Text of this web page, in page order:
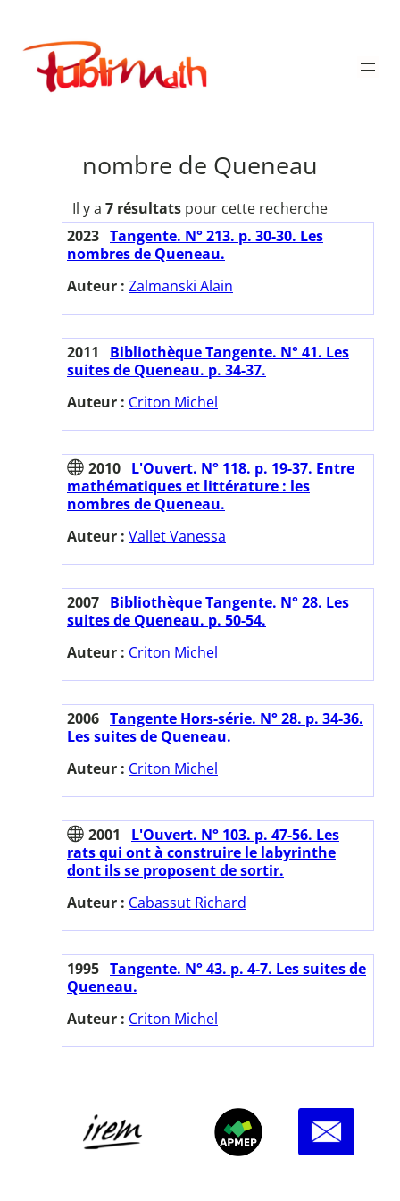
contenu
Publimath
nombre de Queneau
Il y a 7 résultats pour cette recherche
2023 Tangente. N° 213. p. 30-30. Les
nombres de Queneau.
Auteur : Zalmanski Alain
2011
Bibliothèque Tangente. N° 41. Les
suites de Queneau. p. 34-37.
Auteur : Criton Michel
2010 L'Ouvert. N° 118. p. 19-37. Entre
mathématiques et littérature : les
nombres de Queneau.
Auteur : Vallet Vanessa
2007 Bibliothèque Tangente. N° 28. Les
suites de Queneau. p. 50-54.
Auteur : Criton Michel
2006 Tangente Hors-série. N° 28. p. 34-36.
Les suites de Queneau.
Auteur : Criton Michel
2001
L'Ouvert. N° 103. p. 47-56. Les
rats qui ont à construire le labyrinthe
dont ils se proposent de sortir.
Auteur : Cabassut Richard
1995 Tangente. N° 43. p. 4-7. Les suites de
Queneau.
Auteur : Criton Michel